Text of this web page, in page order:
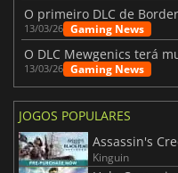
13/03/26 Gaming News
O DLC Mewgenics terá
13/03/26 Gaming News
JOGOS POPULARES
Assassin's
Kinguin